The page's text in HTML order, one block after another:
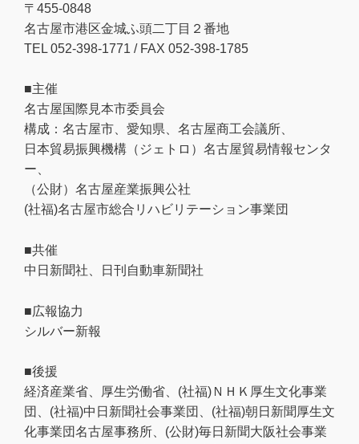
〒455-0848
名古屋市港区金城ふ頭二丁目２番地
TEL 052-398-1771 / FAX 052-398-1785
■主催
名古屋国際見本市委員会
構成：名古屋市、愛知県、名古屋商工会議所、
日本貿易振興機構（ジェトロ）名古屋貿易情報センタ
ー、
（公財）名古屋産業振興公社
(社福)名古屋市総合リハビリテーション事業団
■共催
中日新聞社、日刊自動車新聞社
■広報協力
シルバー新報
■後援
経済産業省、厚生労働省、(社福)ＮＨＫ厚生文化事業
団、(社福)中日新聞社会事業団、(社福)朝日新聞厚生文
化事業団名古屋事務所、(公財)毎日新聞大阪社会事業